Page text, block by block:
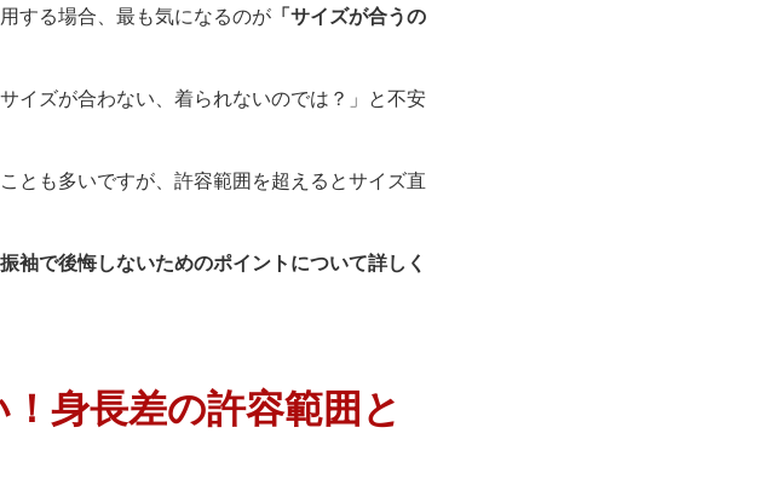
する場合、最も気になるのが 「サイズが合うの
イズが合わない、着られないのでは？」と不安
とも多いですが、許容範囲を超えるとサイズ直
袖で後悔しないためのポイントについて詳しく
身長差の許容範囲と